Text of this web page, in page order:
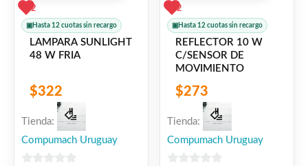
2
▣ Hasta 12 cuotas sin recargo
LAMPARA SUNLIGHT
48 W FRIA
$322
Tienda:
Compumach Uruguay
2
▣ Hasta 12 cuotas sin recargo
REFLECTOR 10 W
C/SENSOR DE
MOVIMIENTO
$273
Tienda:
Compumach Uruguay